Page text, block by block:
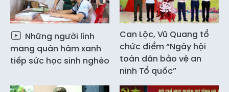
Những người lính
mang quân hàm xanh
tiếp sức học sinh nghèo
Can Lộc, Vũ Quang tổ
chức điểm “Ngày hội
toàn dân bảo vệ an
ninh Tổ quốc”